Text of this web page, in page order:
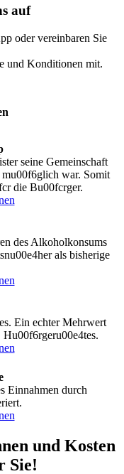
auf
oder vereinbaren Sie
und Konditionen mit.
seine Gemeinschaft
war. Somit
die Bu00fcrger.
des Alkoholkonsums
als bisherige
Ein echter Mehrwert
Einnahmen durch
und Kosten
Sie!